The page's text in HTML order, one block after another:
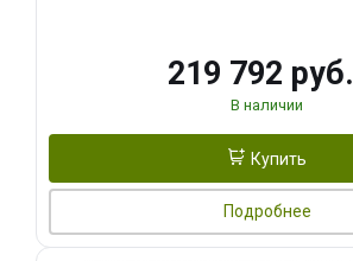
219 792 руб.
В наличии
Купить
Подробнее